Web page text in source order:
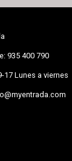
935 400 790
17 Lunes a viernes